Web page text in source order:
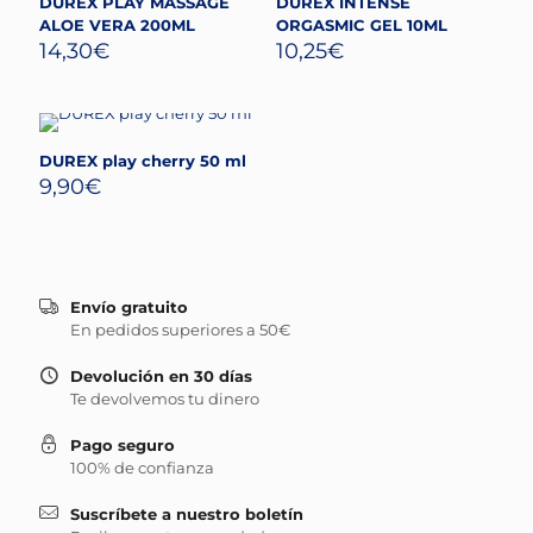
ALOE VERA 200ML
14,30€
ORGASMIC GEL 10ML
10,25€
DUREX play cherry 50 ml
9,90€
Envío gratuito
En pedidos superiores a 50€
Devolución en 30 días
Te devolvemos tu dinero
Pago seguro
100% de confianza
Suscríbete a nuestro boletín